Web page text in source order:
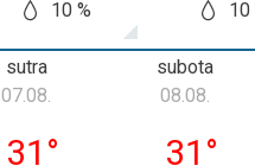
10 % 10
sutra
petak, 07. 08.
07.08.
31 °
subota
subota,
08.08.
31 °